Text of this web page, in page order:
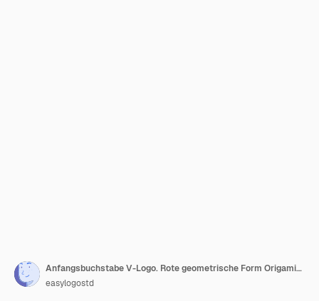
Anfangsbuchstabe V-Logo. Rote geometrische Form Origami-Stil isoliert auf weißem Hintergrund.
easylogostd